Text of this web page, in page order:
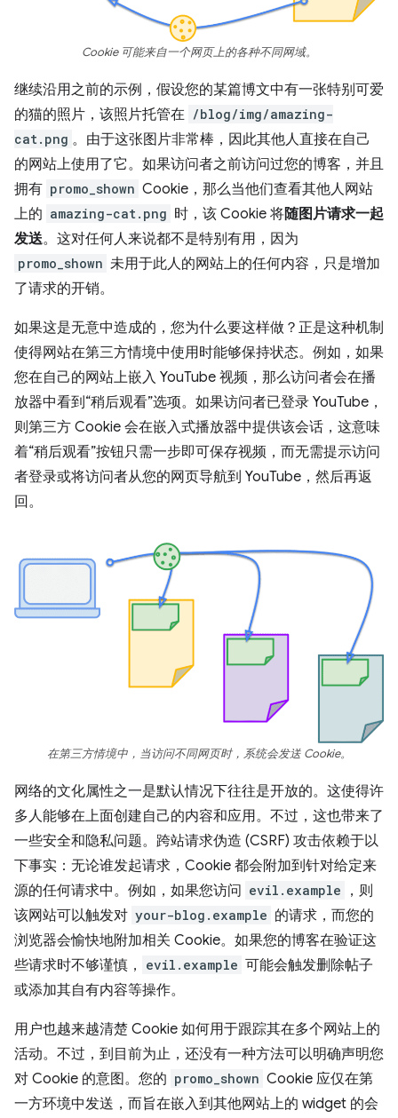
Cookie 可能来自一个网页上的各种不同网域。
继续沿用之前的示例，假设您的某篇博文中有一张特别可爱
的猫的照片，该照片托管在 /blog/img/amazing-
cat.png 。由于这张图片非常棒，因此其他人直接在自己
的网站上使用了它。如果访问者之前访问过您的博客，并且
拥有 promo_shown Cookie，那么当他们查看其他人网站
上的 amazing-cat.png 时，该 Cookie 将随图片请求一起
发送。这对任何人来说都不是特别有用，因为
promo_shown 未用于此人的网站上的任何内容，只是增加
了请求的开销。
如果这是无意中造成的，您为什么要这样做？正是这种机制
使得网站在第三方情境中使用时能够保持状态。例如，如果
您在自己的网站上嵌入 YouTube 视频，那么访问者会在播
放器中看到“稍后观看”选项。如果访问者已登录 YouTube，
则第三方 Cookie 会在嵌入式播放器中提供该会话，这意味
着“稍后观看”按钮只需一步即可保存视频，而无需提示访问
者登录或将访问者从您的网页导航到 YouTube，然后再返
回。
在第三方情境中，当访问不同网页时，系统会发送 Cookie。
网络的文化属性之一是默认情况下往往是开放的。这使得许
多人能够在上面创建自己的内容和应用。不过，这也带来了
一些安全和隐私问题。跨站请求伪造 (CSRF) 攻击依赖于以
下事实：无论谁发起请求，Cookie 都会附加到针对给定来
源的任何请求中。例如，如果您访问 evil.example
，则
该网站可以触发对 your-blog.example 的请求，而您的
浏览器会愉快地附加相关 Cookie。如果您的博客在验证这
些请求时不够谨慎，
evil.example 可能会触发删除帖子
或添加其自有内容等操作。
用户也越来越清楚 Cookie 如何用于跟踪其在多个网站上的
活动。不过，到目前为止，还没有一种方法可以明确声明您
对 Cookie 的意图。您的 promo_shown Cookie 应仅在第
一方环境中发送，而旨在嵌入到其他网站上的 widget 的会